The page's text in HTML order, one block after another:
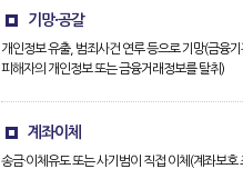
기망·공갈
개인정보 유출, 범죄사건 연루 등으로 기망(금융
피해자의 개인정보 또는 금융거래정보를 탈취)
계좌이체
송금·이체유도 또는 사기범이 직접 이체(계좌보